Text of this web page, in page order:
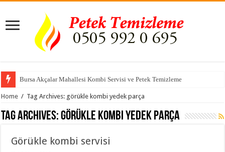
Bursa Akçalar Mahallesi Kombi Servisi ve Petek Temizleme
Bursa petek temizleme | kredi kartı geçerlidir
Home / Tag Archives: görükle kombi yedek parça
Tag Archives:görükle kombi yedek parça
Görükle kombi servisi